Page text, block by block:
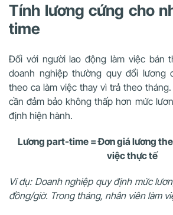
Tính lương cứng cho
time
Đối với người lao động làm việc bán
doanh nghiệp thường quy đổi lương
theo ca làm việc thay vì trả theo
cần đảm bảo không thấp hơn mức
định hiện hành.
Lương part-time = Đơn giá lương
việc thực tế
Ví dụ: Doanh nghiệp quy định mức
đồng/giờ. Trong tháng, nhân viên làm